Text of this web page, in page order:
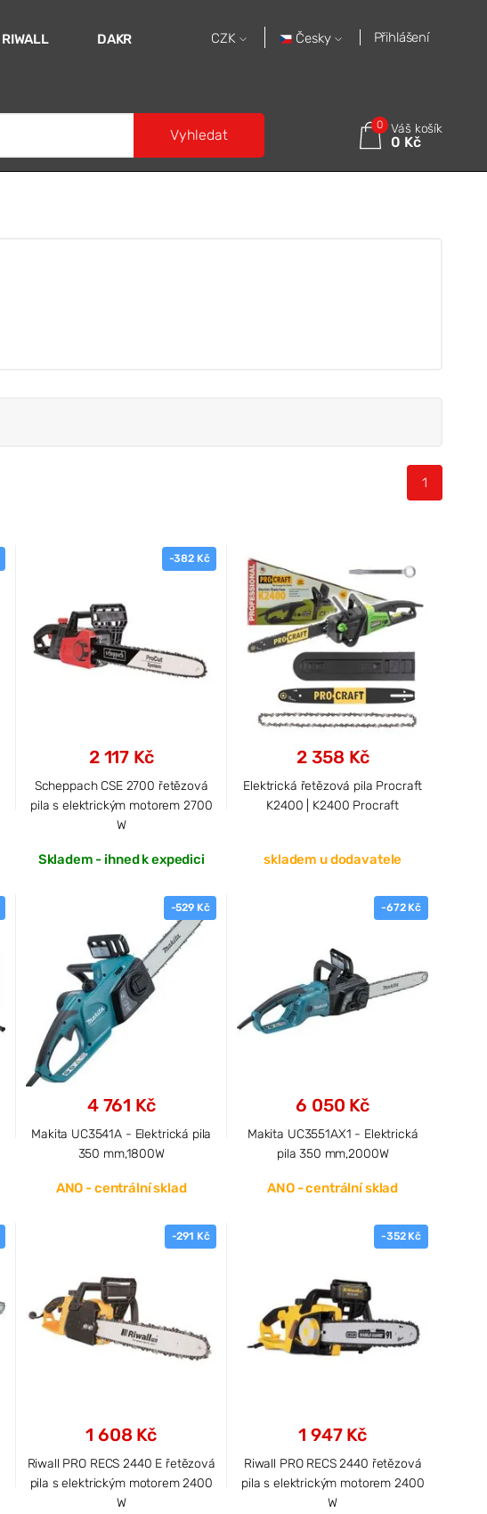
RIWALL DAKR CZK Česky Přihlášení
0 Váš košík
0 Kč
Vyhledat
1
-382 Kč
2 117 Kč
Scheppach CSE 2700 řetězová
pila s elektrickým motorem 2700
W
Skladem - ihned k expedici
2 358 Kč
Elektrická řetězová pila Procraft
K2400 | K2400 Procraft
skladem u dodavatele
-529 Kč
4 761 Kč
Makita UC3541A - Elektrická pila
350 mm,1800W
ANO - centrální sklad
-672 Kč
6 050 Kč
Makita UC3551AX1 - Elektrická
pila 350 mm,2000W
ANO - centrální sklad
-291 Kč
1 608 Kč
Riwall PRO RECS 2440 E řetězová
pila s elektrickým motorem 2400
W
-352 Kč
1 947 Kč
Riwall PRO RECS 2440 řetězová
pila s elektrickým motorem 2400
W